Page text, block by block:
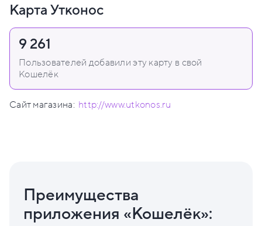
Карта Утконос
9 261
Пользователей добавили эту карту в свой
Кошелёк
Сайт магазина: http://www.utkonos.ru
Преимущества
приложения «Кошелёк»: